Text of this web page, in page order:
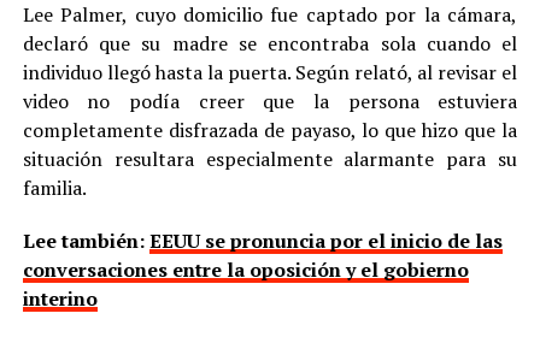
Lee Palmer, cuyo domicilio fue captado por la cámara,
declaró que su madre se encontraba sola cuando el
individuo llegó hasta la puerta. Según relató, al revisar el
video no podía creer que la persona estuviera
completamente disfrazada de payaso, lo que hizo que la
situación resultara especialmente alarmante para su
familia.
Lee también:EEUU se pronuncia por el inicio de las
conversaciones entre la oposición y el gobierno
interino